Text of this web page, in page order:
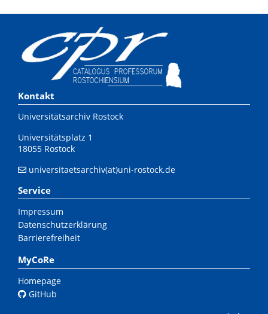
Kontakt
Universitätsarchiv Rostock
Universitätsplatz 1
18055 Rostock
universitaetsarchiv(at)uni-rostock.de
Service
Impressum
Datenschutzerklärung
Barrierefreiheit
MyCoRe
Homepage
GitHub